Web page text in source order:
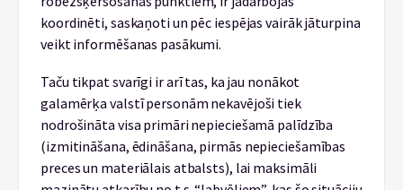
koordinēti, saskaņoti un pēc iespējas vairāk jāturpina
veikt informēšanas pasākumi.
Taču tikpat svarīgi ir arī tas, ka jau nonākot
galamērķa valstī personām nekavējoši tiek
nodrošināta visa primāri nepieciešamā palīdzība
(izmitināšana, ēdināšana, pirmās nepieciešamības
preces un materiālais atbalsts), lai maksimāli